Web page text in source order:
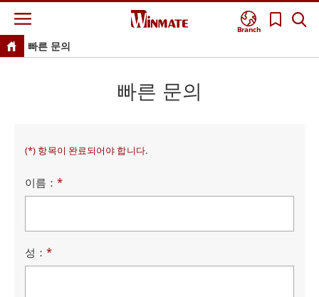
Branch
빠른 문의
빠른 문의
(*) 항목이 완료되어야 합니다.
이름：*
성：*